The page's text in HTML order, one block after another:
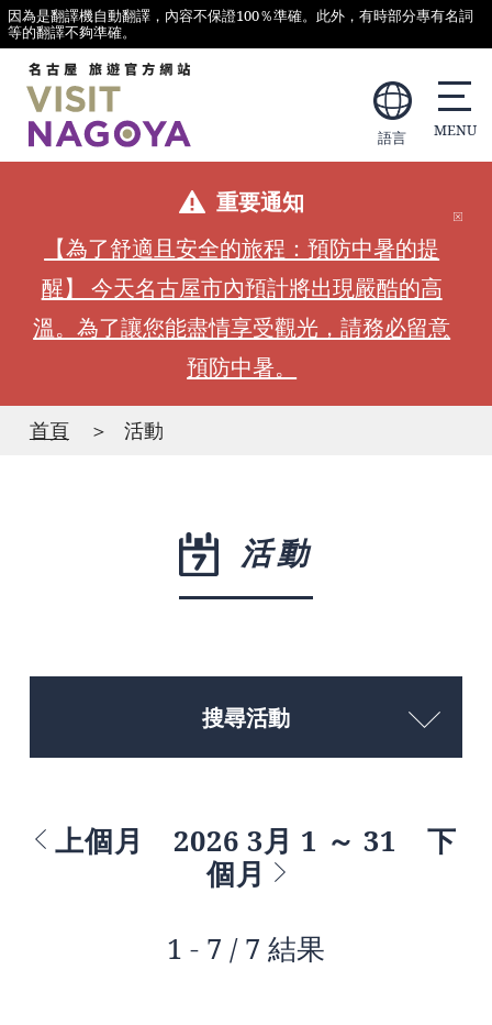
因為是翻譯機自動翻譯，內容不保證100％準確。此外，有時部分專有名詞
等的翻譯不夠準確。
語言
重要通知
【為了舒適且安全的旅程：預防中暑的提
醒】 今天名古屋市內預計將出現嚴酷的高
溫。為了讓您能盡情享受觀光，請務必留意
預防中暑。
首頁 活動
活動
搜尋活動
上個月 2026 3月 1 ～ 31
下
個月
1 - 7 / 7 結果